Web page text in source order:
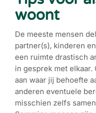
woont
De meeste mensen
partner(s), kinderen
een ruimte drastisch
in gesprek met elkaar.
aan waar jij behoefte
anderen eventuele
misschien zelfs